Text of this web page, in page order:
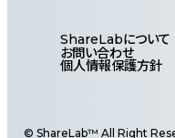
© ShareLab™ All Right
ShareLabについて
お問い合わせ
個人情報保護方針